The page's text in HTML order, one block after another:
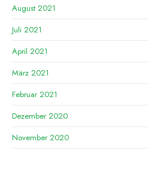
August 2021
Juli 2021
April 2021
März 2021
Februar 2021
Dezember 2020
November 2020